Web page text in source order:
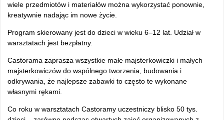
wiele przedmiotów i materiałów można wykorzystać ponownie,
kreatywnie nadając im nowe życie.
Program skierowany jest do dzieci w wieku 6–12 lat. Udział w
warsztatach jest bezpłatny.
Castorama zaprasza wszystkie małe majsterkowiczki i małych
majsterkowiczów do wspólnego tworzenia, budowania i
odkrywania, że najlepsze zabawki to często te wykonane
własnymi rękami.
Co roku w warsztatach Castoramy uczestniczy blisko 50 tys.